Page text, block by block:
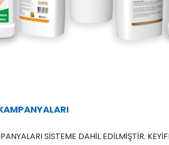
SİSTEME DAHİL EDİLMİŞTİR.